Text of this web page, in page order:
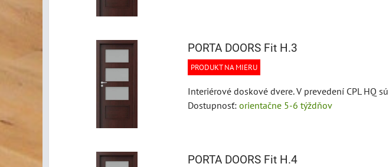
PORTA DOORS Fit H.3
PRODUKT NA MIERU
Interiérové doskové dvere. V prevedení CPL HQ
Dostupnosť: orientačne 5-6 týždňov
PORTA DOORS Fit H.4